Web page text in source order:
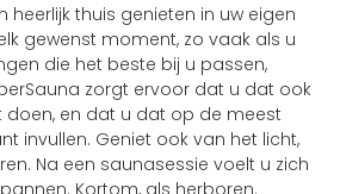
heerlijk thuis genieten in uw eigen
gewenst moment, zo vaak als u
die het beste bij u passen,
zorgt ervoor dat u dat ook
doen, en dat u dat op de meest
invullen. Geniet ook van het licht,
Na een saunasessie voelt u zich
Kortom, als herboren.